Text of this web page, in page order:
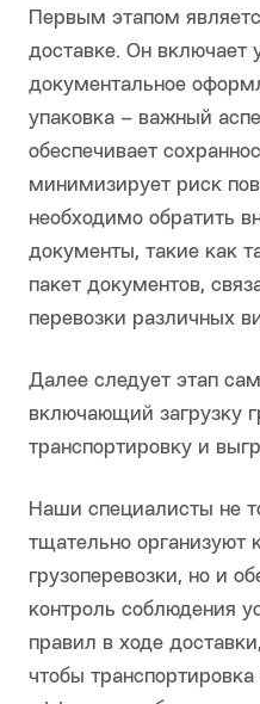
Первым этапом
доставке. Он включает
документальное
упаковка – важный
обеспечивает
минимизирует риск
необходимо обратить
документы, такие как
пакет документов,
перевозки различных
Далее следует этап
включающий загрузку
транспортировку и
Наши специалисты не
тщательно организуют
грузоперевозки, но и
контроль соблюдения
правил в ходе
чтобы